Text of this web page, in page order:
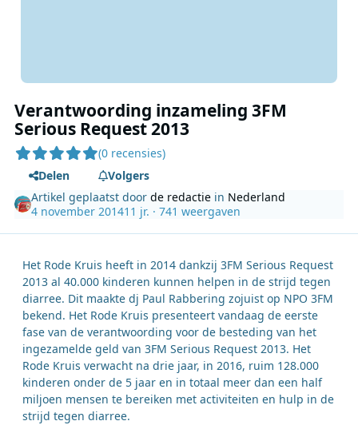
Verantwoording inzameling 3FM
Serious Request 2013
(0 recensies)
Delen
Volgers
Artikel geplaatst doorde redactie in Nederland
4 november 201411 jr. · 741 weergaven
Het Rode Kruis heeft in 2014 dankzij 3FM Serious Request
2013 al 40.000 kinderen kunnen helpen in de strijd tegen
diarree. Dit maakte dj Paul Rabbering zojuist op NPO 3FM
bekend. Het Rode Kruis presenteert vandaag de eerste
fase van de verantwoording voor de besteding van het
ingezamelde geld van 3FM Serious Request 2013. Het
Rode Kruis verwacht na drie jaar, in 2016, ruim 128.000
kinderen onder de 5 jaar en in totaal meer dan een half
miljoen mensen te bereiken met activiteiten en hulp in de
strijd tegen diarree.